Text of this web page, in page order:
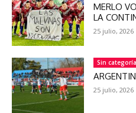
MERLO
LA
25 julio, 2026
Sin categoría
25 julio, 2026